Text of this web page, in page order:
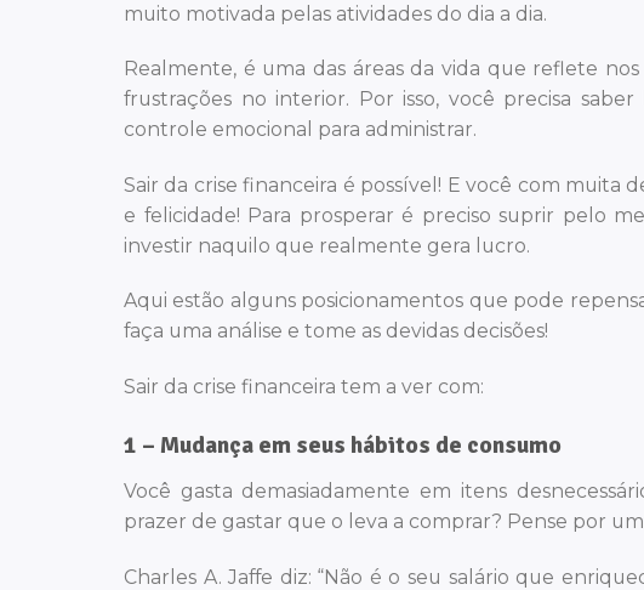
muito motivada pelas atividades do dia a dia.
Realmente, é uma das áreas da vida que reflete
frustrações no interior. Por isso, você precisa
controle emocional para administrar.
Sair da crise financeira é possível! E você com
e felicidade! Para prosperar é preciso suprir pelo
investir naquilo que realmente gera lucro.
Aqui estão alguns posicionamentos que pode
faça uma análise e tome as devidas decisões!
Sair da crise financeira tem a ver com:
1 – Mudança em seus hábitos de consumo
Você gasta demasiadamente em itens
prazer de gastar que o leva a comprar? Pense por
Charles A. Jaffe diz: “Não é o seu salário que